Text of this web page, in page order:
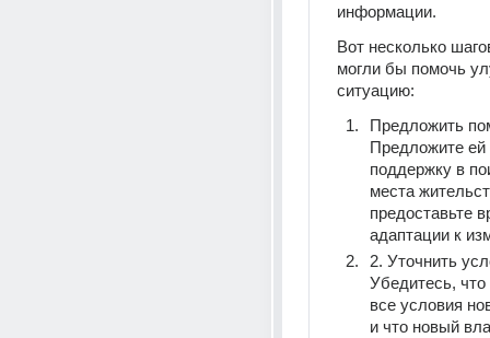
информации.
Вот несколько
могли бы помочь
ситуацию:
Предложить
Предложите ей
поддержку в
места
предоставьте
адаптации к
2. Уточнить
Убедитесь,
все условия
и что новый